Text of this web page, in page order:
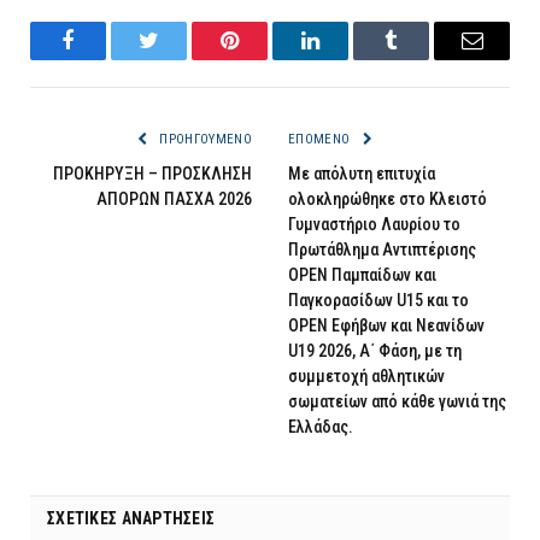
FacebookTwitter Pinterest LinkedInTumblr Email
ΠΡΟΗΓΟΎΜΕΝΟ
ΠΡΟΚΗΡΥΞΗ – ΠΡΟΣΚΛΗΣΗ
ΑΠΟΡΩΝ ΠΑΣΧΑ 2026
ΕΠΌΜΕΝΟ
Με απόλυτη επιτυχία
ολοκληρώθηκε στο Κλειστό
Γυμναστήριο Λαυρίου το
Πρωτάθλημα Αντιπτέρισης
OPEN Παμπαίδων και
Παγκορασίδων U15 και το
OPEN Εφήβων και Νεανίδων
U19 2026, Α΄ Φάση, με τη
συμμετοχή αθλητικών
σωματείων από κάθε γωνιά της
Ελλάδας.
ΣΧΕΤΙΚΈΣ ΑΝΑΡΤΉΣΕΙΣ